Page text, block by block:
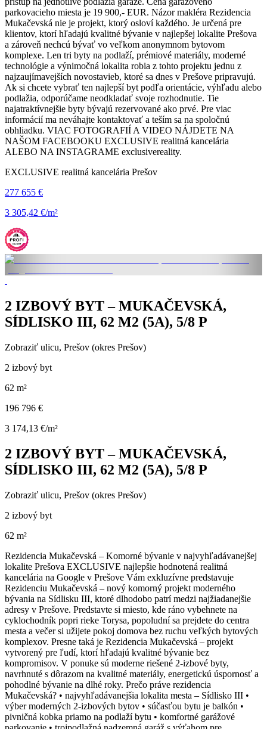
parkovacieho miesta je 19 900,- EUR. Názor makléra Rezidencia
Mukačevská nie je projekt, ktorý osloví každého. Je určená pre
klientov, ktorí hľadajú kvalitné bývanie v najlepšej lokalite Prešova
a zároveň nechcú bývať vo veľkom anonymnom bytovom
komplexe. Len tri byty na podlaží, prémiové materiály, moderné
technológie a výnimočná lokalita robia z tohto projektu jednu z
najzaujímavejších novostavieb, ktoré sa dnes v Prešove pripravujú.
Ak si chcete vybrať ten najlepší byt podľa orientácie, výhľadu alebo
podlažia, odporúčame neodkladať svoje rozhodnutie. Tie
najatraktívnejšie byty bývajú rezervované ako prvé. Pre viac
informácií ma neváhajte kontaktovať a teším sa na spoločnú
obhliadku. VIAC FOTOGRAFIÍ A VIDEO NÁJDETE NA
NAŠOM FACEBOOKU EXCLUSIVE realitná kancelária
ALEBO NA INSTAGRAME exclusivereality.
EXCLUSIVE realitná kancelária Prešov
277 655 €
3 305,42 €/m²
2 IZBOVÝ BYT – MUKAČEVSKÁ,
SÍDLISKO III, 62 M2 (5A), 5/8 P
Zobraziť ulicu, Prešov (okres Prešov)
2 izbový byt
62 m²
196 796 €
3 174,13 €/m²
2 IZBOVÝ BYT – MUKAČEVSKÁ,
SÍDLISKO III, 62 M2 (5A), 5/8 P
Zobraziť ulicu, Prešov (okres Prešov)
2 izbový byt
62 m²
Rezidencia Mukačevská – Komorné bývanie v najvyhľadávanejšej
lokalite Prešova EXCLUSIVE najlepšie hodnotená realitná
kancelária na Google v Prešove Vám exkluzívne predstavuje
Rezidenciu Mukačevská – nový komorný projekt moderného
bývania na Sídlisku III, ktoré dlhodobo patrí medzi najžiadanejšie
adresy v Prešove. Predstavte si miesto, kde ráno vybehnete na
cyklochodník popri rieke Torysa, popoludní sa prejdete do centra
mesta a večer si užijete pokoj domova bez ruchu veľkých bytových
komplexov. Presne taká je Rezidencia Mukačevská – projekt
vytvorený pre ľudí, ktorí hľadajú kvalitné bývanie bez
kompromisov. V ponuke sú moderne riešené 2-izbové byty,
navrhnuté s dôrazom na kvalitné materiály, energetickú úspornosť a
pohodlné bývanie na dlhé roky. Prečo práve rezidencia
Mukačevská? • najvyhľadávanejšia lokalita mesta – Sídlisko III •
výber moderných 2-izbových bytov • súčasťou bytu je balkón •
pivničná kobka priamo na podlaží bytu • komfortné garážové